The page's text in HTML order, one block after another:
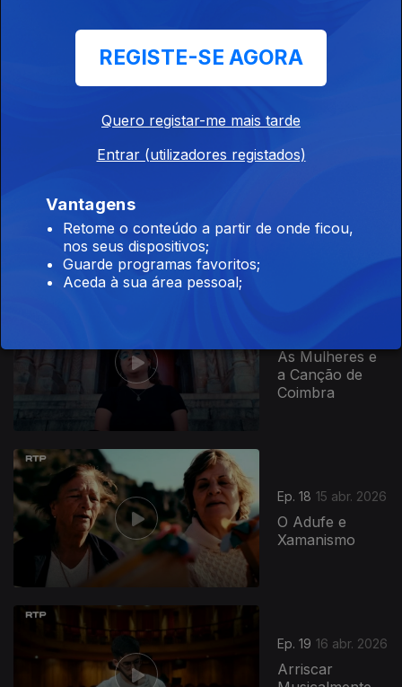
10 abr. 2026
Avós e Netos
Adufe
As Mulheres e
a Canção de
Coimbra
Ep. 18 15 abr. 2026
O Adufe e
Xamanismo
Ep. 19 16 abr. 2026
Arriscar
REGISTE-SE AGORA
Quero registar-me mais tarde
Entrar (utilizadores registados)
Vantagens
Retome o conteúdo a partir de onde ficou,
nos seus dispositivos;
Guarde programas favoritos;
Aceda à sua área pessoal;